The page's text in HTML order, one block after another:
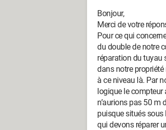
Bonjour,
Merci de votre
Pour ce qui
du double de notre
réparation du tuyau
dans notre
à ce niveau là. Par
logique le compteur
n’aurions pas 50 m
puisque situés sous
qui devons réparer